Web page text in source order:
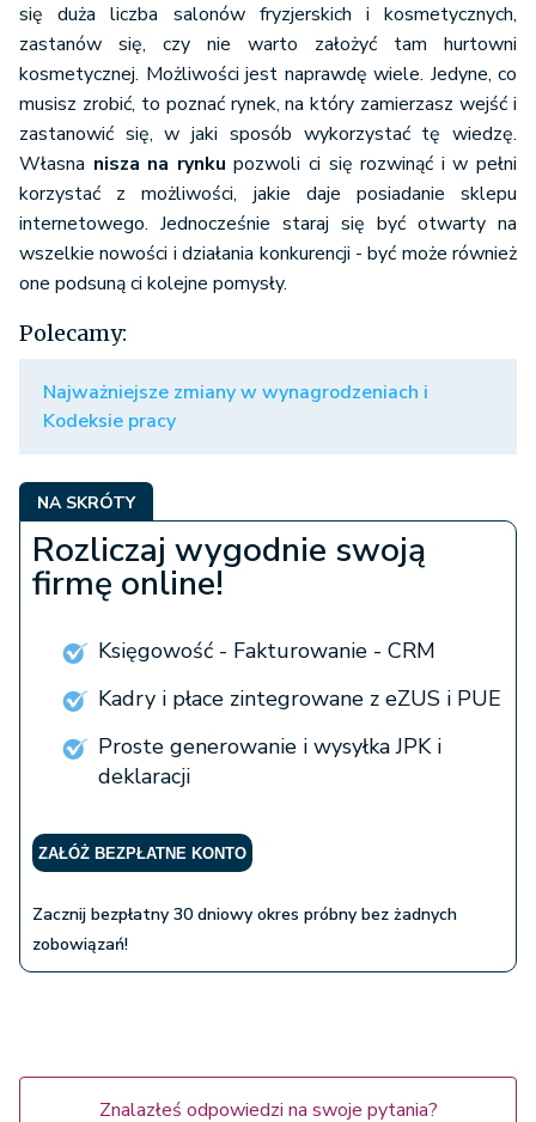
się duża liczba salonów fryzjerskich i kosmetycznych,
zastanów się, czy nie warto założyć tam hurtowni
kosmetycznej. Możliwości jest naprawdę wiele. Jedyne, co
musisz zrobić, to poznać rynek, na który zamierzasz wejść i
zastanowić się, w jaki sposób wykorzystać tę wiedzę.
Własna nisza na rynku pozwoli ci się rozwinąć i w pełni
korzystać z możliwości, jakie daje posiadanie sklepu
internetowego. Jednocześnie staraj się być otwarty na
wszelkie nowości i działania konkurencji - być może również
one podsuną ci kolejne pomysły.
Polecamy:
Najważniejsze zmiany w wynagrodzeniach i
Kodeksie pracy
NA SKRÓTY
Rozliczaj wygodnie swoją
firmę online!
Księgowość - Fakturowanie - CRM
Kadry i płace zintegrowane z eZUS i PUE
Proste generowanie i wysyłka JPK i
deklaracji
ZAŁÓŻ BEZPŁATNE KONTO
Zacznij bezpłatny 30 dniowy okres próbny bez żadnych
zobowiązań!
Znalazłeś odpowiedzi na swoje pytania?